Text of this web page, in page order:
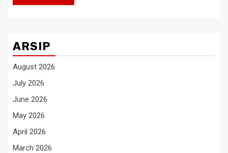
ARSIP
August 2026
July 2026
June 2026
May 2026
April 2026
March 2026